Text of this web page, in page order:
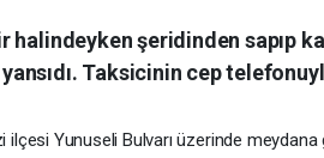
halindeyken şeridinden sapıp
Taksicinin cep
ilçesi Yunuseli Bulvarı üzerinde